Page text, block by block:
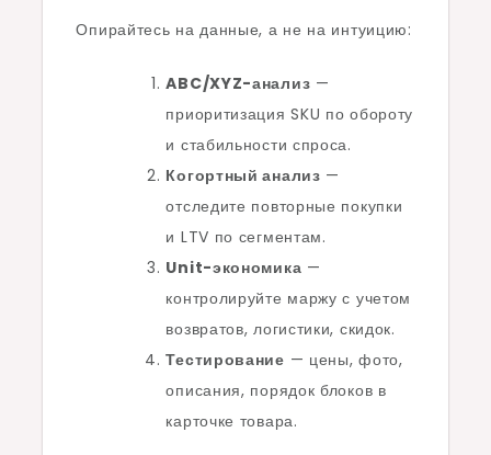
Опирайтесь на данные, а не на интуицию:
ABC/XYZ-анализ —
приоритизация SKU по обороту
и стабильности спроса.
Когортный анализ —
отследите повторные покупки
и LTV по сегментам.
Unit-экономика —
контролируйте маржу с учетом
возвратов, логистики, скидок.
Тестирование — цены, фото,
описания, порядок блоков в
карточке товара.